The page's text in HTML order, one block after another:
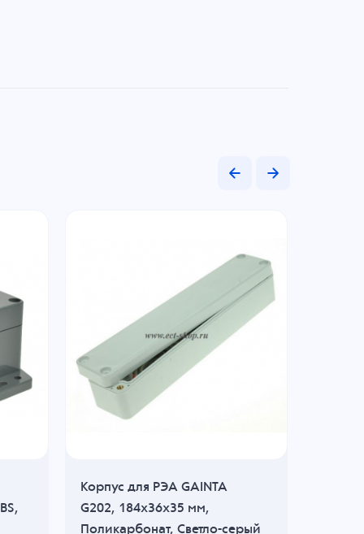
Корпус для РЭА GAINTA
G202, 184x36x35 мм,
Поликарбонат, Светло-серый